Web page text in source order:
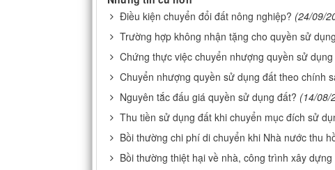
Điều kiện chuyển đổi đất nông nghiệp? (24/09/
Trường hợp không nhận tặng cho quyền sử
Chứng thực việc chuyển nhượng quyền sử
Chuyển nhượng quyền sử dụng đất theo chính
Nguyên tắc đấu giá quyền sử dụng đất? (14/08/
Thu tiền sử dụng đất khi chuyển mục đích sử
Bồi thường chi phí di chuyển khi Nhà nước thu
Bồi thường thiệt hại về nhà, công trình xây dựng